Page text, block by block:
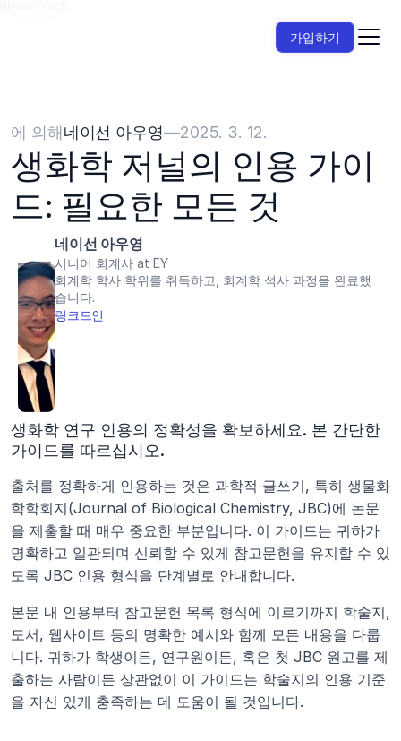
가입하기
에 의해네이선 아우영—2025. 3. 12.
생화학 저널의 인용 가이
드: 필요한 모든 것
네이선 아우영
시니어 회계사 at EY
회계학 학사 학위를 취득하고, 회계학 석사 과정을 완료했
습니다.
링크드인
생화학 연구 인용의 정확성을 확보하세요. 본 간단한
가이드를 따르십시오.
출처를 정확하게 인용하는 것은 과학적 글쓰기, 특히 생물화
학학회지(Journal of Biological Chemistry, JBC)에 논문
을 제출할 때 매우 중요한 부분입니다. 이 가이드는 귀하가
명확하고 일관되며 신뢰할 수 있게 참고문헌을 유지할 수 있
도록 JBC 인용 형식을 단계별로 안내합니다.
본문 내 인용부터 참고문헌 목록 형식에 이르기까지 학술지,
도서, 웹사이트 등의 명확한 예시와 함께 모든 내용을 다룹
니다. 귀하가 학생이든, 연구원이든, 혹은 첫 JBC 원고를 제
출하는 사람이든 상관없이 이 가이드는 학술지의 인용 기준
을 자신 있게 충족하는 데 도움이 될 것입니다.